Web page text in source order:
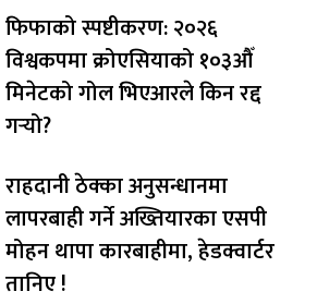
फिफाको स्पष्टीकरण: २०२६
विश्वकपमा क्रोएसियाको १०३औँ
मिनेटको गोल भिएआरले किन रद्द
गर्‍यो?
राहदानी ठेक्का अनुसन्धानमा
लापरबाही गर्ने अख्तियारका एसपी
मोहन थापा कारबाहीमा, हेडक्वार्टर
तानिए !